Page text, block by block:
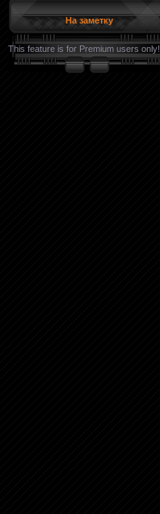
На заметку
This feature is for Premium users only!